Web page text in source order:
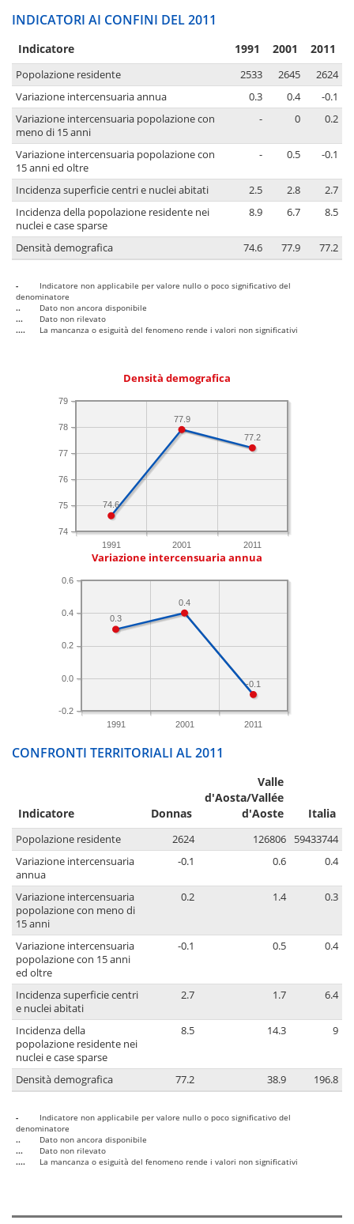
INDICATORI AI CONFINI DEL 2011
Indicatore 1991 2001 2011
Popolazione residente 2533 2645
2624
Variazione intercensuaria annua
0.3 0.4
-0.1
Variazione intercensuaria popolazione con
meno di 15 anni
- 0 0.2
Variazione intercensuaria popolazione con
15 anni ed oltre
- 0.5 -0.1
Incidenza superficie centri e nuclei abitati 2.5 2.8
2.7
Incidenza della popolazione residente nei
nuclei e case sparse
8.9 6.7 8.5
Densità demografica 74.6 77.9 77.2
-
Indicatore non applicabile per valore nullo o poco significativo del
denominatore
..
Dato non ancora disponibile
...
Dato non rilevato
....
La mancanza o esiguità del fenomeno rende i valori non significativi
Densità demografica
1991 2001 2011
74
75
76
77
78
79
77.2
77.9
74.6
Variazione intercensuaria annua
1991 2001 2011
-0.2
0.0
0.2
0.4
0.6
-0.1
0.4
0.3
CONFRONTI TERRITORIALI AL 2011
Indicatore Donnas
Valle
d'Aosta/Vallée
d'Aoste
Italia
Popolazione residente 2624 126806
59433744
Variazione intercensuaria
annua
-0.1 0.6 0.4
Variazione intercensuaria
popolazione con meno di
15 anni
0.2 1.4 0.3
Variazione intercensuaria
popolazione con 15 anni
ed oltre
-0.1 0.5 0.4
Incidenza superficie centri
e nuclei abitati
2.7 1.7 6.4
Incidenza della
popolazione residente nei
nuclei e case sparse
8.5 14.3 9
Densità demografica 77.2 38.9 196.8
-
Indicatore non applicabile per valore nullo o poco significativo del
denominatore
..
Dato non ancora disponibile
...
Dato non rilevato
....
La mancanza o esiguità del fenomeno rende i valori non significativi